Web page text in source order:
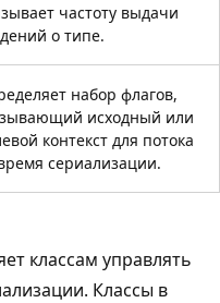
частоту выдачи
о типе.
набор флагов,
исходный или
контекст для потока
сериализации.
классам управлять
Классы в